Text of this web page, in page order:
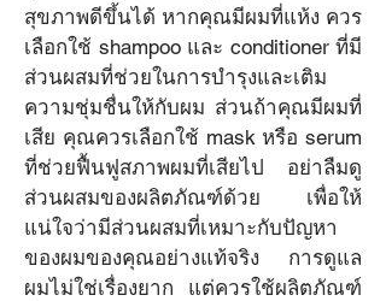
สุขภาพดีขึ้นได้ หากคุณมีผมที่แห้ง ควร
เลือกใช้ shampoo และ conditioner ที่มี
ส่วนผสมที่ช่วยในการบำรุงและเติม
ความชุ่มชื่นให้กับผม ส่วนถ้าคุณมีผมที่
เสีย คุณควรเลือกใช้ mask หรือ serum
ที่ช่วยฟื้นฟูสภาพผมที่เสียไป อย่าลืมดู
ส่วนผสมของผลิตภัณฑ์ด้วย เพื่อให้
แน่ใจว่ามีส่วนผสมที่เหมาะกับปัญหา
ของผมของคุณอย่างแท้จริง การดูแล
ผมไม่ใช่เรื่องยาก แต่ควรใช้ผลิตภัณฑ์